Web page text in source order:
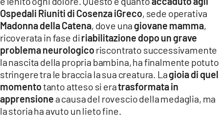
LACITYMAG.IT
ILREGGINO.IT
COSENZACHANNEL.IT
ILVIBONESE.IT
CATANZAROCHANNEL.IT
Ospedali Riuniti di Cosenza iGreco, sede operativa
Madonna della Catena, dove una giovane mamma,
ricoverata in fase diriabilitazione dopo un grave
problema neurologicoriscontrato successivamente
la nascita della propria bambina, ha finalmente potuto
stringere tra le braccia la sua creatura. Lagioia di quel
momentotanto atteso si eratrasformata in
apprensione a causa del rovescio della medaglia, ma
la storia ha avuto un lieto fine.